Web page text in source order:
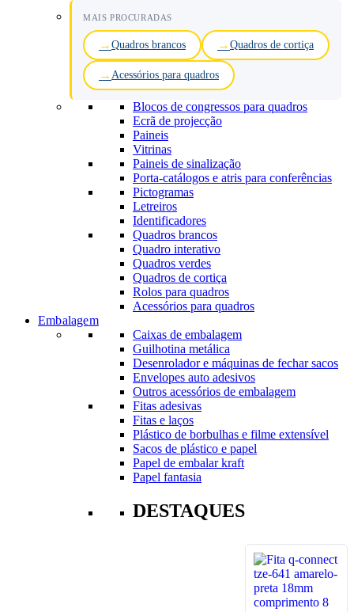
MAIS PROCURADAS
Quadros brancos Quadros de cortiça
Acessórios para quadros
Blocos de congressos para quadros
Ecrã de projecção
Paineis
Vitrinas
Paineis de sinalização
Porta-catálogos e atris para conferências
Pictogramas
Letreiros
Identificadores
Quadros brancos
Quadro interativo
Quadros verdes
Quadros de cortiça
Rolos para quadros
Acessórios para quadros
Embalagem
Caixas de embalagem
Guilhotina metálica
Desenrolador e máquinas de fechar sacos
Envelopes auto adesivos
Outros acessórios de embalagem
Fitas adesivas
Fitas e laços
Plástico de borbulhas e filme extensível
Sacos de plástico e papel
Papel de embalar kraft
Papel fantasia
DESTAQUES